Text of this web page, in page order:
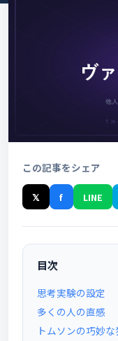
この記事をシェア
𝕏 f LINE
目次
思考実験の設定
多くの人の直感
トムソンの巧妙な